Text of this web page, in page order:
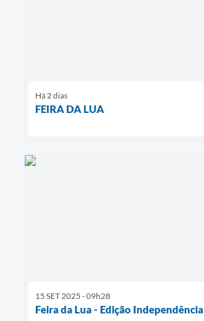
Há 2 dias
FEIRA DA LUA
15 SET 2025 - 09h28
Feira da Lua - Edição Independência